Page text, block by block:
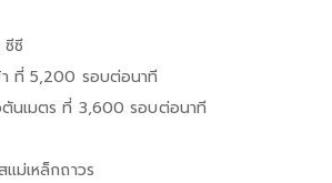
ซีซี
ที่ 5,200 รอบต่อนาที
นเมตร ที่ 3,600 รอบต่อนาที
ม่เหล็กถาวร